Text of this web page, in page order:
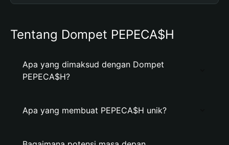
Tentang Dompet PEPECA$H
Apa yang dimaksud dengan Dompet
PEPECA$H?
Apa yang membuat PEPECA$H unik?